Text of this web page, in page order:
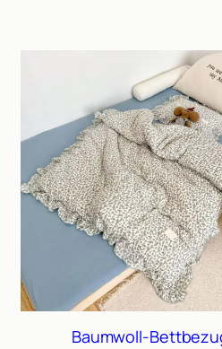
Baumwoll-